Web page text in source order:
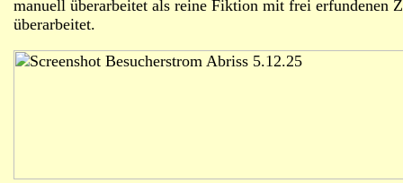
manuell überarbeitet als reine Fiktion mit frei erfundenen
überarbeitet.